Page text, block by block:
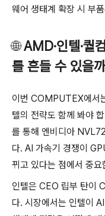
웨어 생태계 확장 시 부
🌐AMD·인텔·퀄
를 흔들 수 있을까
이번 COMPUTEX에서
텔의 전략도 함께 봐야
를 통해 엔비디아
다. AI 가속기 경쟁이
뀌고 있다는 점에서 중요
인텔은 CEO 립부 탄이
다. 시장에서는 인텔이